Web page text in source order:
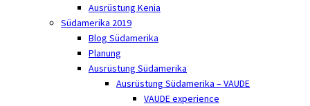
Ausrüstung Kenia
Südamerika 2019
Blog Südamerika
Planung
Ausrüstung Südamerika
Ausrüstung Südamerika – VAUDE
VAUDE experience